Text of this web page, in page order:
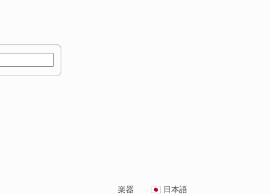
楽器 日本語